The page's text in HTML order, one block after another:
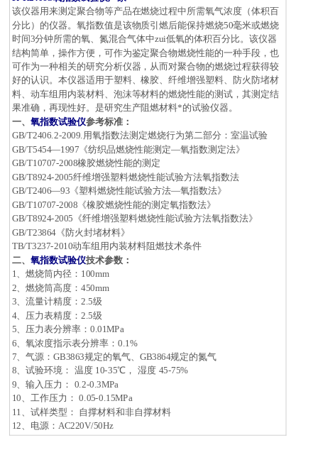
该仪器用来测定聚合物等产品在燃烧过程中所需氧气浓度（体积百
分比）的仪器。氧指数值是该物质引燃后能保持燃烧50毫米或燃烧
时间3分钟所需的氧、氮混合气体中zui低氧的体积百分比。该仪器
结构简单，操作方便，可作为鉴定聚合物燃烧性能的一种手段，也
可作为一种相关的研究分析仪器，从而对聚合物的燃烧过程获得较
好的认识。本仪器适用于塑料、橡胶、纤维增强塑料、防火防堵材
料、动车组用内装材料、泡沫等材料的燃烧性能的测试，其测定结
果准确，再现性好。是研究生产阻燃材料*的试验仪器。
一、氧指数试验仪参考标准：
GB/T2406.2-2009.用氧指数法测定燃烧行为第二部分：室温试验
GB/T5454—1997《纺织品燃烧性能测定—氧指数测定法》
GB/T10707-2008橡胶燃烧性能的测定
GB/T8924-2005纤维增强塑料燃烧性能试验方法氧指数法
GB/T2406—93《塑料燃烧性能试验方法—氧指数法》
GB/T10707-2008 《橡胶燃烧性能的测定氧指数法》
GB/T8924-2005 《纤维增强塑料燃烧性能试验方法氧指数法》
GB/T23864 《防火封堵材料》
TB/T3237-2010动车组用内装材料阻燃技术条件
二、氧指数试验仪技术参数：
1、燃烧筒内径：100mm
2 、燃烧筒高度：450mm
3、流量计精度：2.5级
4、压力表精度：2.5级
5、压力表分辨率：0.01MPa
6 、氧浓度指示表分辨率：0.1%
7、气源：GB3863规定的氧气、GB3864规定的氮气
8、试验环境： 温度 10-35℃， 湿度 45-75%
9 、输入压力： 0.2-0.3MPa
10、工作压力： 0.05-0.15MPa
11
、试样类型： 自撑材料和非自撑材料
12、电源：AC220V/50Hz